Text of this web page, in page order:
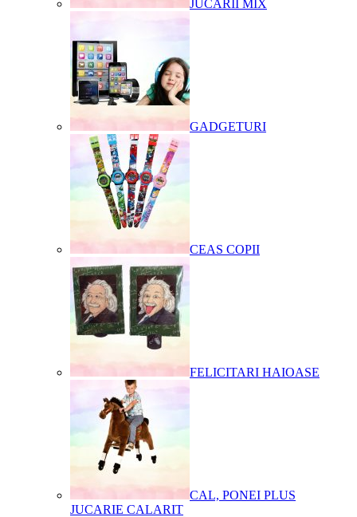
JUCARII MIX
GADGETURI
CEAS COPII
FELICITARI HAIOASE
CAL, PONEI PLUS
JUCARIE CALARIT